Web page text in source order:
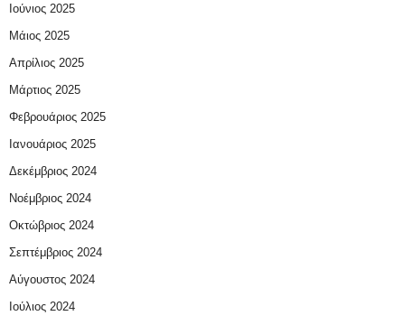
Ιούνιος 2025
Μάιος 2025
Απρίλιος 2025
Μάρτιος 2025
Φεβρουάριος 2025
Ιανουάριος 2025
Δεκέμβριος 2024
Νοέμβριος 2024
Οκτώβριος 2024
Σεπτέμβριος 2024
Αύγουστος 2024
Ιούλιος 2024